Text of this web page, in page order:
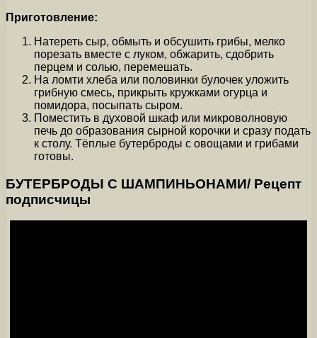
Приготовление:
Натереть сыр, обмыть и обсушить грибы, мелко
порезать вместе с луком, обжарить, сдобрить
перцем и солью, перемешать.
На ломти хлеба или половинки булочек уложить
грибную смесь, прикрыть кружками огурца и
помидора, посыпать сыром.
Поместить в духовой шкаф или микроволновую
печь до образования сырной корочки и сразу подать
к столу. Тёплые бутерброды с овощами и грибами
готовы.
БУТЕРБРОДЫ С ШАМПИНЬОНАМИ/ Рецепт
подписчицы